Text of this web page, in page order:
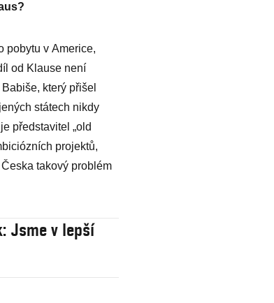
pobytu v Americe,
od Klause není
který přišel
státech nikdy
představitel „old
projektů,
takový problém
Jsme v lepší